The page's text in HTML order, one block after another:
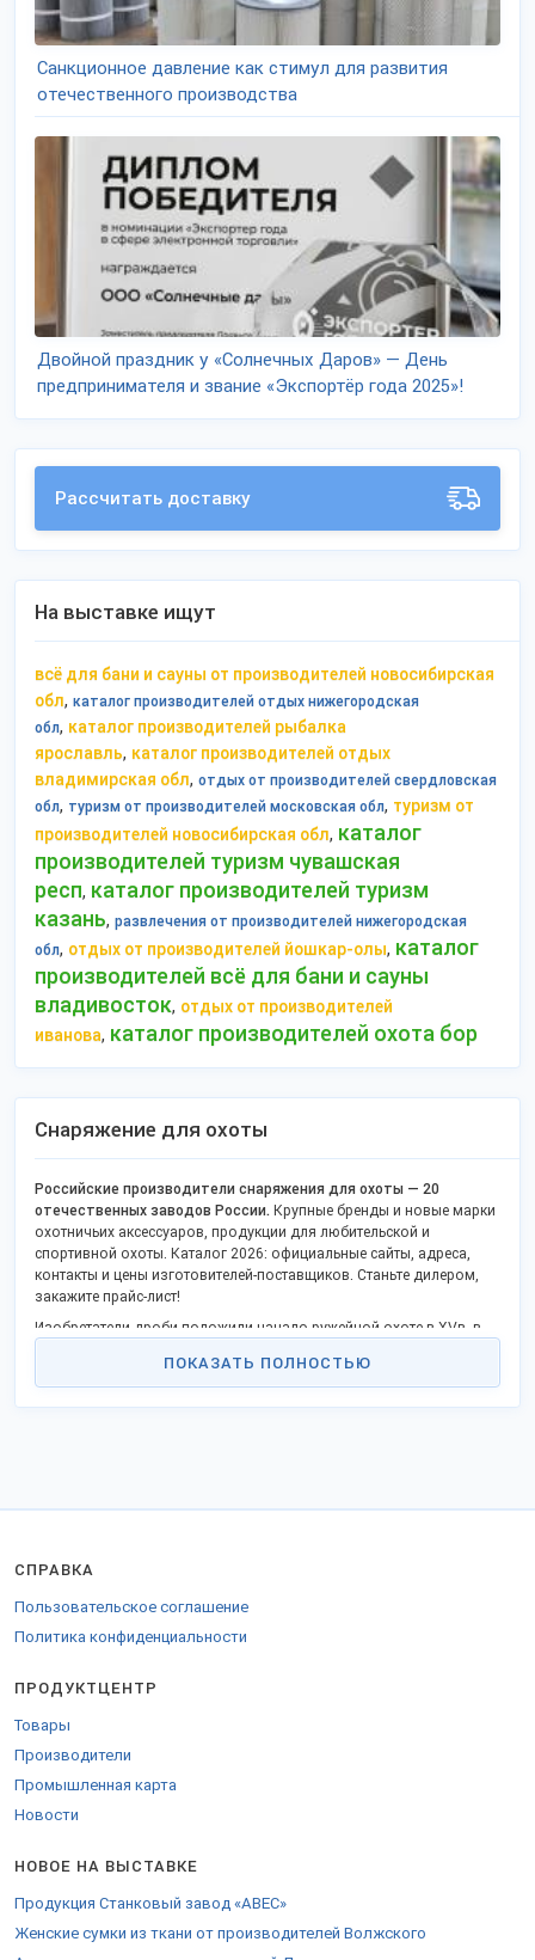
Санкционное давление как стимул для развития
отечественного производства
Двойной праздник у «Солнечных Даров» — День
предпринимателя и звание «Экспортёр года 2025»!
Рассчитать доставку
На выставке ищут
всё для бани и сауны от производителей новосибирская
обл, каталог производителей отдых нижегородская
обл, каталог производителей рыбалка
ярославль, каталог производителей отдых
владимирская обл, отдых от производителей свердловская
обл, туризм от производителей московская обл, туризм от
производителей новосибирская обл, каталог
производителей туризм чувашская
респ, каталог производителей туризм
казань, развлечения от производителей нижегородская
обл, отдых от производителей йошкар-олы, каталог
производителей всё для бани и сауны
владивосток, отдых от производителей
иванова, каталог производителей охота бор
Снаряжение для охоты
Российские производители снаряжения для охоты — 20
отечественных заводов России. Крупные бренды и новые марки
охотничьих аксессуаров, продукции для любительской и
спортивной охоты. Каталог 2026: официальные сайты, адреса,
контакты и цены изготовителей-поставщиков. Станьте дилером,
закажите прайс-лист!
Изобретатели дроби положили начало ружейной охоте в XVв. в
ружейная охота применялась для охоты за птицами (вытеснив
соколиную, а также лук и стрелы) только с XVII века. Сегодня в
свыше 200 наименований качественной продукции, не уступающей
оптических прицелов и т.д.
Представленные на интернет-выставке заводы выпускают и
предлагают купить оптом: кейсы для оружия; ножи дамасcкие;
кизлярские охотничьи ножи, подарочные наборы, фляжки и
Список содержит контактные данные, официальный сайт для
связи напрямую. Цены, каталоги и обзоры российских охотничьих
высылают по запросу.
Российские изготовители охотничьего снаряжения активно
включились в программу импортозамещения, предлагают
клубам охотников, региональным поставщикам и экспортерам.
границу. Для экспорта за рубеж предоставляются разрешительные
сертификаты.
ПОКАЗАТЬ ПОЛНОСТЬЮ
СПРАВКА
Пользовательское соглашение
Политика конфиденциальности
ПРОДУКТЦЕНТР
Товары
Производители
Промышленная карта
Новости
НОВОЕ НА ВЫСТАВКЕ
Продукция Станковый завод «АВЕС»
Женские сумки из ткани от производителей Волжского